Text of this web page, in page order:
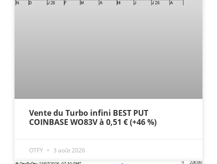
Vente du Turbo infini BEST PUT
COINBASE WO83V à 0,51 € (+46 %)
OTFY 3 août 2026